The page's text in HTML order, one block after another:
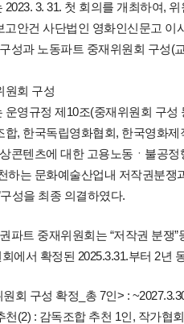
3. 31. 첫 회의를 개최하여,
고안건 사단법인 영화인신문고
성과 노동파트 중재위원회 구성(
원회 구성
운영규정 제10조(중재위원회 구
합, 한국독립영화협회, 한국영화
콘텐츠에 대한 고용노동ㆍ불공
하는 문화예술산업내 저작권분쟁
성을 최종 의결하였다.
파트 중재위원회는 “저작권 분쟁
에서 확정된 2025.3.31.부터 2년
회 구성 확정_총 7인> :
(2) : 감독조합 추천 1인, 작가협